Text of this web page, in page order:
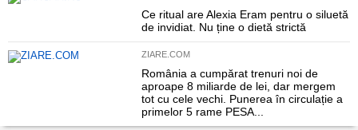
Ce ritual are Alexia Eram pentru o siluetă
de invidiat. Nu ține o dietă strictă
ZIARE.COM
România a cumpărat trenuri noi de
aproape 8 miliarde de lei, dar mergem
tot cu cele vechi. Punerea în circulație a
primelor 5 rame PESA...